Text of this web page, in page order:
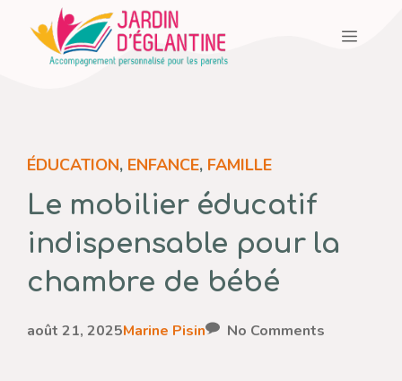
contenu
Menu
ÉDUCATION, ENFANCE, FAMILLE
Le mobilier éducatif
indispensable pour la
chambre de bébé
août 21, 2025Marine Pisin No Comments